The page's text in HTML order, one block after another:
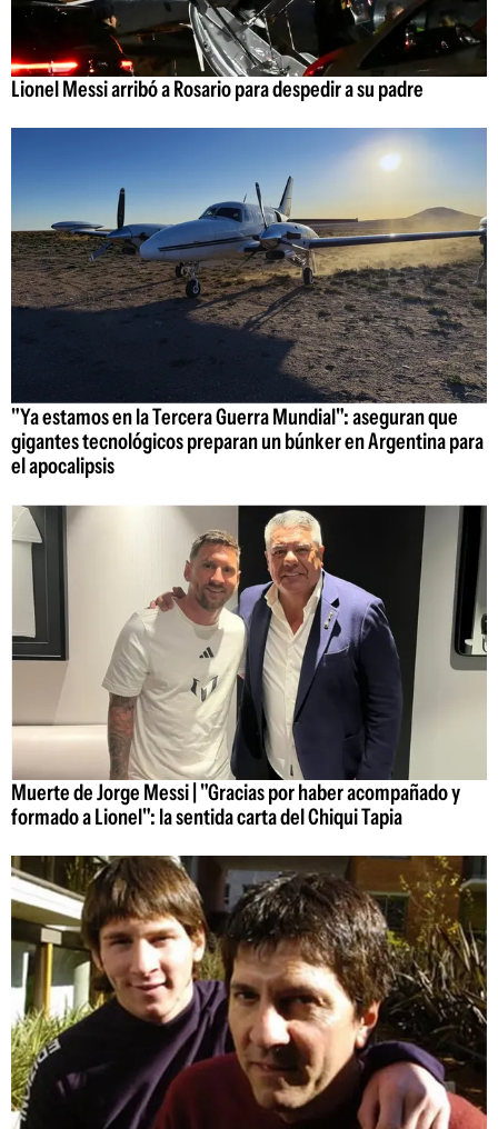
Lionel Messi arribó a Rosario para despedir a su padre
"Ya estamos en la Tercera Guerra Mundial": aseguran que
gigantes tecnológicos preparan un búnker en Argentina para
el apocalipsis
Muerte de Jorge Messi | "Gracias por haber acompañado y
formado a Lionel": la sentida carta del Chiqui Tapia